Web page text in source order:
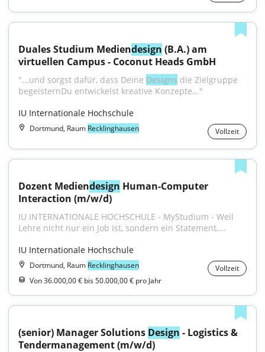
Duales Studium Mediendesign (B.A.) am
virtuellen Campus - Coconut Heads GmbH
"...und sorgst dafür, dass Deine Designs die Zielgruppe
begeisternDu entwickelst kreative Konzepte..."
IU Internationale Hochschule
Dortmund, Raum Recklinghausen Vollzeit
Dozent Mediendesign Human-Computer
Interaction (m/w/d)
IU INTERNATIONALE HOCHSCHULE - MyStudium - Weil
Lehre nicht nur ein Job ist, sondern ein Statement....
IU Internationale Hochschule
Dortmund, Raum Recklinghausen
Vollzeit
Von 36.000,00 € bis 50.000,00 € pro Jahr
(senior) Manager Solutions Design - Logistics &
Tendermanagement (m/w/d)